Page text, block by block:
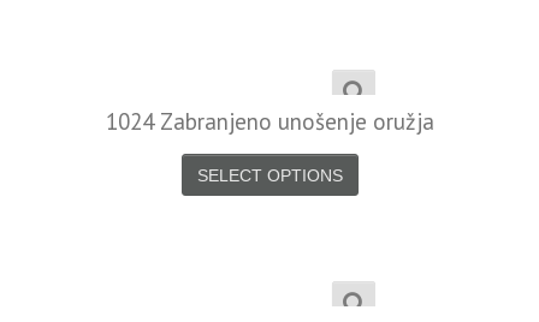
1024 Zabranjeno unošenje oružja
SELECT OPTIONS